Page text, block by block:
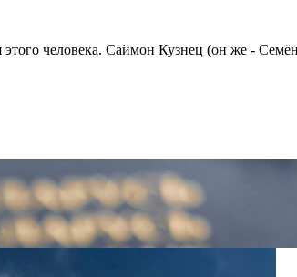
этого человека. Саймон Кузнец (он же -